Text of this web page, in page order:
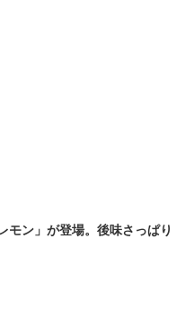
ン」が登場。後味さっぱり